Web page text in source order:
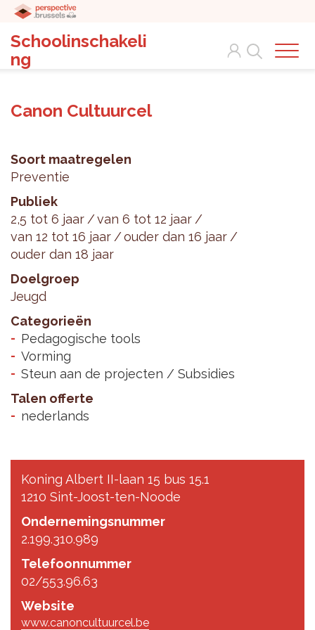
Schoolinschakeli
ng
Search
Canon Cultuurcel
Soort maatregelen
Preventie
Publiek
2,5 tot 6 jaar
van 6 tot 12 jaar
van 12 tot 16 jaar
ouder dan 16 jaar
ouder dan 18 jaar
Doelgroep
Jeugd
Categorieën
Pedagogische tools
Vorming
Steun aan de projecten / Subsidies
Talen offerte
nederlands
Koning Albert II-laan 15 bus 15.1
1210 Sint-Joost-ten-Noode
Ondernemingsnummer
2.199.310.989
Telefoonnummer
02/553.96.63
Website
www.canoncultuurcel.be